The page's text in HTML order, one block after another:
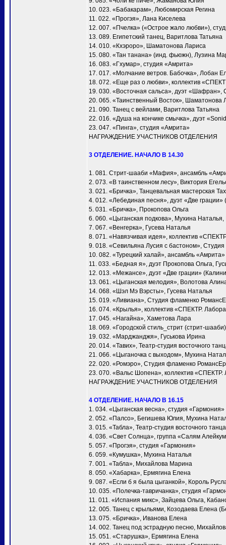
10. 023. «Бабакарам», Любомирская Регина
11. 022. «Прогэя», Лана Киселева
12. 007. «Пчелка» («Острое жало любви»),
13. 089. Египетский танец, Варитлова Татьяна
14. 010. «Кхэроро», Шаматонова Лариса
15. 080. «Тан танана» (инд. фьюжн), Лузина
16. 083. «Гхумар», студия «Амрита»
17. 017. «Молчание ветров. Бабочка», Лобан
18. 072. «Еще раз о любви», коллектив
19. 030. «Восточная сальса», дуэт
20. 065. «Таинственный Восток», Шаматонова
21. 090. Танец с вейлами, Варитлова Татьяна
22. 016. «Душа на кончике смычка», дуэт
23. 047. «Пинга», студия «Амрита»
НАГРАЖДЕНИЕ УЧАСТНИКОВ ОТДЕЛЕНИЯ
3 ОТДЕЛЕНИЕ. НАЧАЛО В 14.30
1. 081. Стрит-шааби «Мафия», ансамбль
2. 073. «В таинственном лесу», Виктория
3. 021. «Бричка», Танцевальная мастерская
4. 012. «Лебединая песня», дуэт «Две
5. 031. «Бричка», Прокопова Ольга
6. 060. «Цыганская подкова», Мухина
7. 067. «Венгерка», Гусева Наталья
8. 071. «Навязчивая идея», коллектив
9. 018. «Севильяна Лусия с бастоном»,
10. 082. «Турецкий халай», ансамбль «Амрита»
11. 033. «Бедная я», дуэт Прокопова Ольга,
12. 013. «Межансе», дуэт «Две грации»
13. 061. «Цыганская мелодия», Волотова
14. 068. «Шэл Мэ Вэрсты», Гусева Наталья
15. 019. «Ливиана», Студия фламенко
16. 074. «Крылья», коллектив «СПЕКТР.
17. 045. «Нагайна», Хаметова Лара
18. 069. «Городской стиль_стрит (стрит-
19. 032. «Марджанджя», Гуськова Ирина
20. 014. «Тавих», Театр-студия восточного
21. 066. «Цыганочка с выходом», Мухина
22. 020. «Ромэро», Студия фламенко
23. 070. «Вальс Шопена», коллектив «СПЕКТР.
НАГРАЖДЕНИЕ УЧАСТНИКОВ ОТДЕЛЕНИЯ
4 ОТДЕЛЕНИЕ. НАЧАЛО В 16.15
1. 034. «Цыганская весна», студия «Гармония»
2. 052. «Палсо», Бегишева Юлия, Мухина
3. 015. «Табла», Театр-студия восточного
4. 036. «Свет Солнца», группа «Салям
5. 057. «Прогэя», студия «Гармония»
6. 059. «Кумушка», Мухина Наталья
7. 001. «Taбла», Михайлова Марина
8. 050. «Хабарка», Ермягина Елена
9. 087. «Если б я была цыганкой», Король
10. 035. «Полечка-тавричанка», студия
11. 011. «Испания микс», Зайцева Ольга,
12. 005. Танец с крыльями, Козодаева Елена
13. 075. «Бричка», Иванова Елена
14. 002. Танец под эстрадную песню,
15. 051. «Старушка», Ермягина Елена